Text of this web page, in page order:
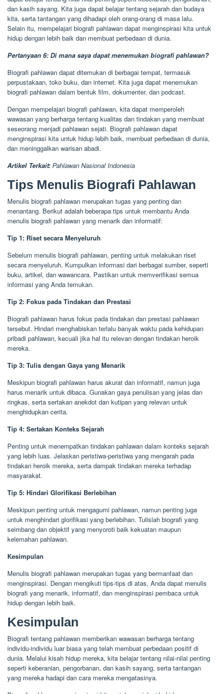
dan kasih sayang. Kita juga dapat belajar tentang sejarah dan budaya
kita, serta tantangan yang dihadapi oleh orang-orang di masa lalu.
Selain itu, mempelajari biografi pahlawan dapat menginspirasi kita untuk
hidup dengan lebih baik dan membuat perbedaan di dunia.
Pertanyaan 6: Di mana saya dapat menemukan biografi pahlawan?
Biografi pahlawan dapat ditemukan di berbagai tempat, termasuk
perpustakaan, toko buku, dan internet. Kita juga dapat menemukan
biografi pahlawan dalam bentuk film, dokumenter, dan podcast.
Dengan mempelajari biografi pahlawan, kita dapat memperoleh
wawasan yang berharga tentang kualitas dan tindakan yang membuat
seseorang menjadi pahlawan sejati. Biografi pahlawan dapat
menginspirasi kita untuk hidup lebih baik, membuat perbedaan di dunia,
dan meninggalkan warisan abadi.
Artikel Terkait: Pahlawan Nasional Indonesia
Tips Menulis Biografi Pahlawan
Menulis biografi pahlawan merupakan tugas yang penting dan
menantang. Berikut adalah beberapa tips untuk membantu Anda
menulis biografi pahlawan yang menarik dan informatif:
Tip 1: Riset secara Menyeluruh
Sebelum menulis biografi pahlawan, penting untuk melakukan riset
secara menyeluruh. Kumpulkan informasi dari berbagai sumber, seperti
buku, artikel, dan wawancara. Pastikan untuk memverifikasi semua
informasi yang Anda temukan.
Tip 2: Fokus pada Tindakan dan Prestasi
Biografi pahlawan harus fokus pada tindakan dan prestasi pahlawan
tersebut. Hindari menghabiskan terlalu banyak waktu pada kehidupan
pribadi pahlawan, kecuali jika hal itu relevan dengan tindakan heroik
mereka.
Tip 3: Tulis dengan Gaya yang Menarik
Meskipun biografi pahlawan harus akurat dan informatif, namun juga
harus menarik untuk dibaca. Gunakan gaya penulisan yang jelas dan
ringkas, serta sertakan anekdot dan kutipan yang relevan untuk
menghidupkan cerita.
Tip 4: Sertakan Konteks Sejarah
Penting untuk menempatkan tindakan pahlawan dalam konteks sejarah
yang lebih luas. Jelaskan peristiwa-peristiwa yang mengarah pada
tindakan heroik mereka, serta dampak tindakan mereka terhadap
masyarakat.
Tip 5: Hindari Glorifikasi Berlebihan
Meskipun penting untuk mengagumi pahlawan, namun penting juga
untuk menghindari glorifikasi yang berlebihan. Tulislah biografi yang
seimbang dan objektif yang menyoroti baik kekuatan maupun
kelemahan pahlawan.
Kesimpulan
Menulis biografi pahlawan merupakan tugas yang bermanfaat dan
menginspirasi. Dengan mengikuti tips-tips di atas, Anda dapat menulis
biografi yang menarik, informatif, dan menginspirasi pembaca untuk
hidup dengan lebih baik.
Kesimpulan
Biografi tentang pahlawan memberikan wawasan berharga tentang
individu-individu luar biasa yang telah membuat perbedaan positif di
dunia. Melalui kisah hidup mereka, kita belajar tentang nilai-nilai penting
seperti keberanian, pengorbanan, dan kasih sayang, serta tantangan
yang mereka hadapi dan cara mereka mengatasinya.